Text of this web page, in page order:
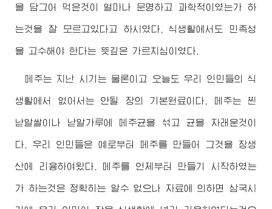
을 담그어 먹은것이 얼마나 문명하고 과학적이였는가 하
는것을 잘 모르고있다고 하시였다. 식생활에서도 민족성
을 고수해야 한다는 뜻깊은 가르치심이였다.
메주는 지난 시기는 물론이고 오늘도 우리 인민들의 식
생활에서 없어서는 안될 장의 기본원료이다. 메주는 찐
낟알쌀이나 낟알가루에 메주균을 섞고 균을 자래운것이
다. 우리 인민들은 예로부터 메주를 만들어 그것을 장생
산에 리용하여왔다. 메주를 언제부터 만들기 시작하였는
가 하는것은 정확히는 알수 없으나 자료에 의하면 삼국시